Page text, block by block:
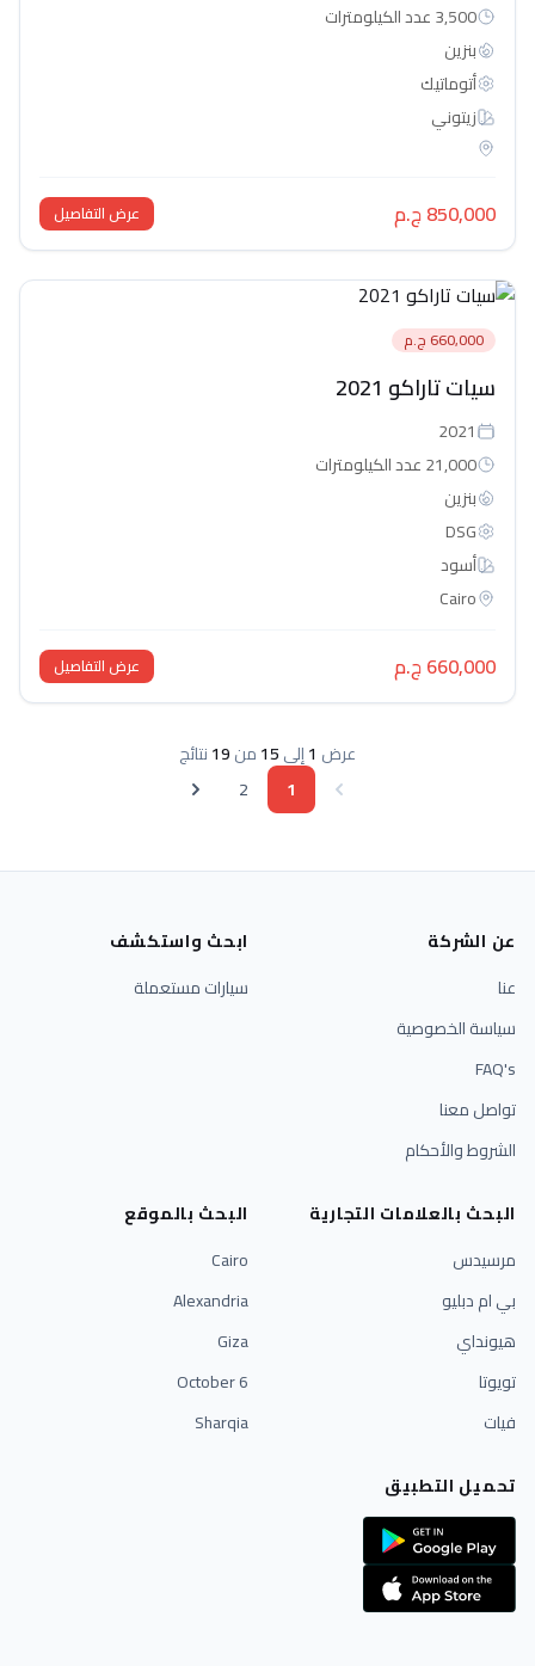
3,500 عدد الكيلومترات
بنزين
أتوماتيك‎
زيتوني
850,000 ج.م عرض التفاصيل
660,000 ج.م
سيات تاراكو 2021
2021
21,000 عدد الكيلومترات
بنزين
DSG
أسود
Cairo
660,000 ج.م عرض التفاصيل
عرض 1إلى15من19نتائج
1
2
عن الشركة
عنا
سياسة الخصوصية
FAQ's
تواصل معنا
الشروط والأحكام
ابحث واستكشف
سيارات مستعملة
البحث بالعلامات التجارية
مرسيدس
بي ام دبليو
هيونداي
تويوتا
فيات
البحث بالموقع
Cairo
Alexandria
Giza
6 October
Sharqia
تحميل التطبيق